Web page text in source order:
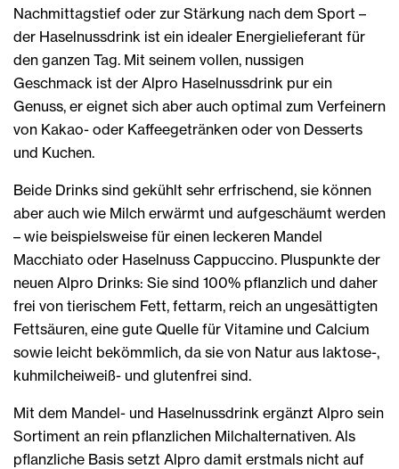
Nachmittagstief oder zur Stärkung nach dem Sport –
der Haselnussdrink ist ein idealer Energielieferant für
den ganzen Tag. Mit seinem vollen, nussigen
Geschmack ist der Alpro Haselnussdrink pur ein
Genuss, er eignet sich aber auch optimal zum Verfeinern
von Kakao- oder Kaffeegetränken oder von Desserts
und Kuchen.
Beide Drinks sind gekühlt sehr erfrischend, sie können
aber auch wie Milch erwärmt und aufgeschäumt werden
– wie beispielsweise für einen leckeren Mandel
Macchiato oder Haselnuss Cappuccino. Pluspunkte der
neuen Alpro Drinks: Sie sind 100% pflanzlich und daher
frei von tierischem Fett, fettarm, reich an ungesättigten
Fettsäuren, eine gute Quelle für Vitamine und Calcium
sowie leicht bekömmlich, da sie von Natur aus laktose-,
kuhmilcheiweiß- und glutenfrei sind.
Mit dem Mandel- und Haselnussdrink ergänzt Alpro sein
Sortiment an rein pflanzlichen Milchalternativen. Als
pflanzliche Basis setzt Alpro damit erstmals nicht auf